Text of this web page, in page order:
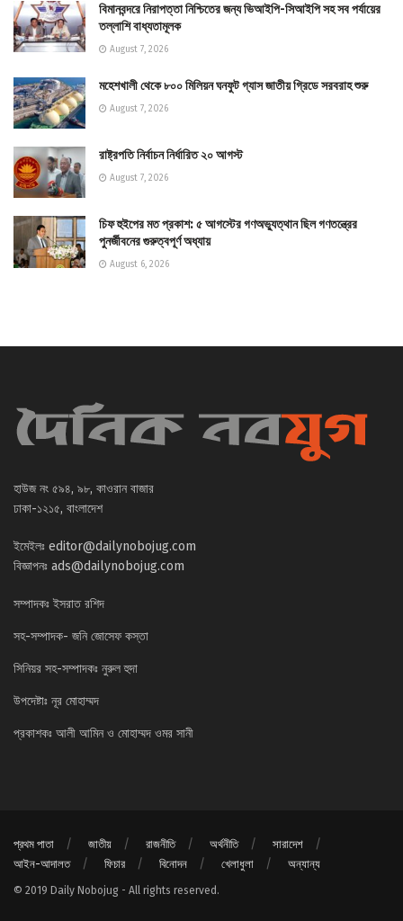
বিমানবন্দরে নিরাপত্তা নিশ্চিতের জন্য ভিআইপি-সিআইপি সহ সব পর্যায়ের
তল্লাশি বাধ্যতামূলক
August 7, 2026
মহেশখালী থেকে ৮০০ মিলিয়ন ঘনফুট গ্যাস জাতীয় গ্রিডে সরবরাহ শুরু
August 7, 2026
রাষ্ট্রপতি নির্বাচন নির্ধারিত ২০ আগস্ট
August 7, 2026
চিফ হুইপের মত প্রকাশ: ৫ আগস্টের গণঅভ্যুত্থান ছিল গণতন্ত্রের
পুনর্জীবনের গুরুত্বপূর্ণ অধ্যায়
August 6, 2026
হাউজ নং ৫৯৪, ৯৮, কাওরান বাজার
ঢাকা-১২১৫, বাংলাদেশ
ইমেইলঃ editor@dailynobojug.com
বিজ্ঞাপনঃ ads@dailynobojug.com
সম্পাদকঃ ইসরাত রশিদ
সহ-সম্পাদক- জনি জোসেফ কস্তা
সিনিয়র সহ-সম্পাদকঃ নুরুল হুদা
উপদেষ্টাঃ নূর মোহাম্মদ
প্রকাশকঃ আলী আমিন ও মোহাম্মদ ওমর সানী
প্রথম পাতা জাতীয় রাজনীতি অর্থনীতি
সারাদেশ
আইন-আদালত
ফিচার বিনোদন খেলাধুলা অন্যান্য
© 2019 Daily Nobojug - All rights reserved.